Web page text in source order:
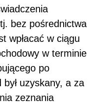
bez pośrednictwa
wpłacać w ciągu
w terminie
po
uzyskany, a za
zeznania